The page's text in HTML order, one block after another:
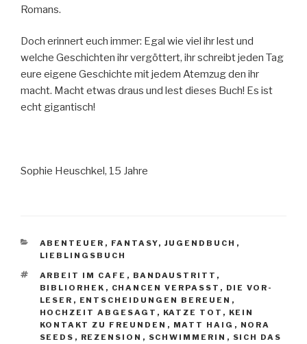
Romans.
Doch erinnert euch immer: Egal wie viel ihr lest und
welche Geschichten ihr vergöttert, ihr schreibt jeden Tag
eure eigene Geschichte mit jedem Atemzug den ihr
macht. Macht etwas draus und lest dieses Buch! Es ist
echt gigantisch!
Sophie Heuschkel, 15 Jahre
KATEGORIEN
ABENTEUER , FANTASY, JUGENDBUCH ,
LIEBLINGSBUCH
SCHLAGWÖRTER
ARBEIT IM CAFE , BANDAUSTRITT ,
BIBLIORHEK , CHANCEN VERPASST , DIE VOR-
LESER , ENTSCHEIDUNGEN BEREUEN ,
HOCHZEIT ABGESAGT , KATZE TOT , KEIN
KONTAKT ZU FREUNDEN , MATT HAIG , NORA
SEEDS , REZENSION , SCHWIMMERIN , SICH DAS